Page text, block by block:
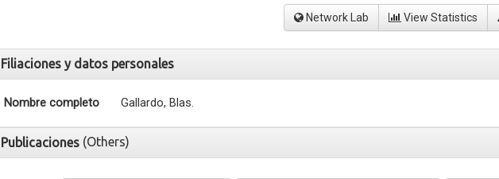
Network Lab View Statistics
Filiaciones y datos personales
Nombre completo Gallardo, Blas.
Publicaciones (Others)